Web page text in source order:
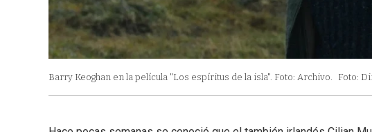
Barry Keoghan en la película "Los espíritus de la isla". Foto: Archivo. Foto: